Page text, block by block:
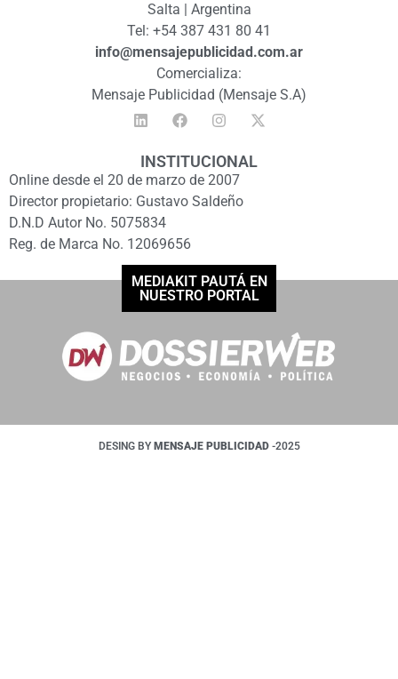
Salta | Argentina
Tel: +54 387 431 80 41
info@mensajepublicidad.com.ar
Comercializa:
Mensaje Publicidad (Mensaje S.A)
INSTITUCIONAL
Online desde el 20 de marzo de 2007
Director propietario: Gustavo Saldeño
D.N.D Autor No. 5075834
Reg. de Marca No. 12069656
MEDIAKIT PAUTÁ EN
NUESTRO PORTAL
DESING BY MENSAJE PUBLICIDAD -2025